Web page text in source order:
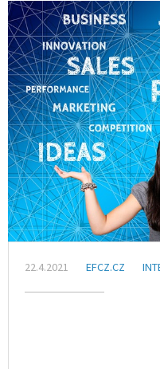
22.4.2021 EFCZ.CZ